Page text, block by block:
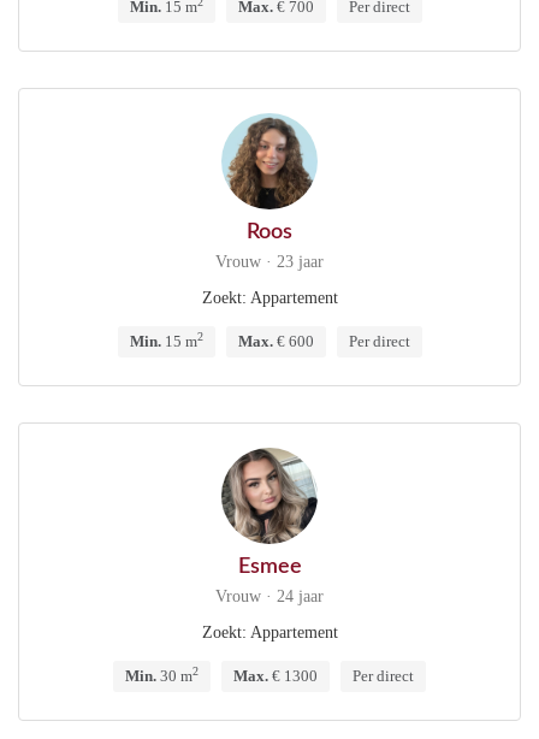
Min.15 m Max.€ 700 Per direct
Roos
Vrouw · 23 jaar
Zoekt: Appartement
Min.15 m2 Max.€ 600 Per direct
Esmee
Vrouw · 24 jaar
Zoekt: Appartement
Min. 30 m2 Max. € 1300 Per direct